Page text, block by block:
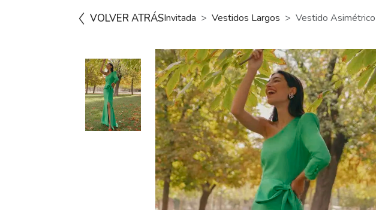
VOLVER ATRÁSInvitada Vestidos Largos Vestido